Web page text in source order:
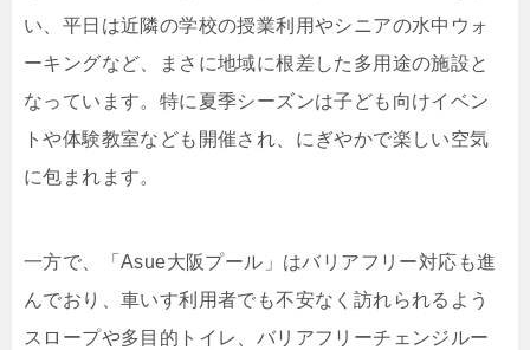
い、平日は近隣の学校の授業利用やシニアの水中ウォ
ーキングなど、まさに地域に根差した多用途の施設と
なっています。特に夏季シーズンは子ども向けイベン
トや体験教室なども開催され、にぎやかで楽しい空気
に包まれます。
一方で、「Asue大阪プール」はバリアフリー対応も進
んでおり、車いす利用者でも不安なく訪れられるよう
スロープや多目的トイレ、バリアフリーチェンジルー